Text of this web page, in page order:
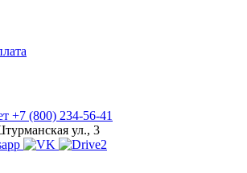
+7 (800) 234-56-41
ул., 3